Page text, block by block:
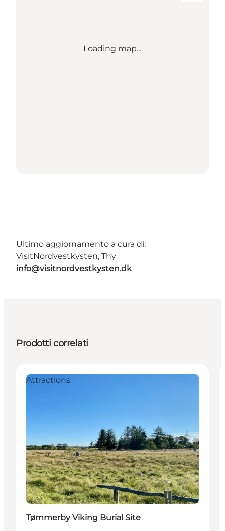
Loading map...
Ultimo aggiornamento a cura di:
VisitNordvestkysten, Thy
info@visitnordvestkysten.dk
Prodotti correlati
Attractions
Tømmerby Viking Burial Site